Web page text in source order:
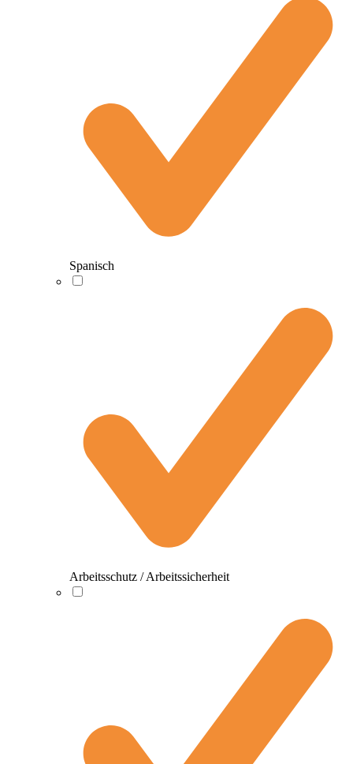
Spanisch
Arbeitsschutz / Arbeitssicherheit